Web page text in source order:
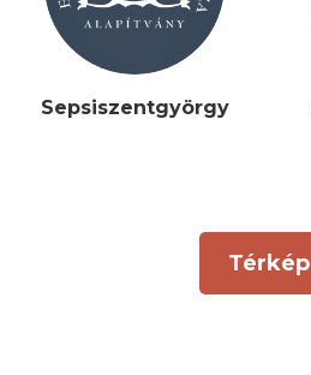
Sepsiszentgyörgy
Térkép